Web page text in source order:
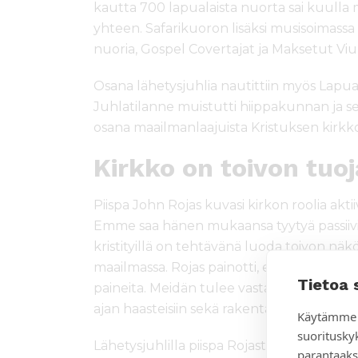
Tietoa
kautta 700 lapualaista nuorta sai kuulla
yhteen. Safarikuoron lisäksi
nuoria, Gospel Covertajat ja Maksetut
Osana lähetysjuhlia nautittiin myös
Juhlatilanne muistutti hiippakunnan ja
osana maailmanlaajuista Kristuksen
Kirkko on toivon
Piispa John Rojas kuvasi kirkon roolia
Emme saa hänen mukaansa tyytyä
kristityillä on tehtävänä luoda toivon
maailmassa. Rojas painotti, että kirkon
paineita. Meidän tulee vastata
ajan haasteisiin sekä rakentaa yhteyttä ja
Lähetysjuhlilla piispa Rojasta puhutteli